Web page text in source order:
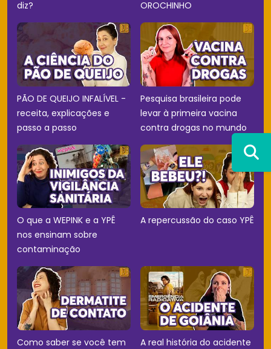
diz? OROCHINHO
PÃO DE QUEIJO INFALÍVEL -
receita, explicações e
passo a passo
Pesquisa brasileira pode
levar à primeira vacina
contra drogas no mundo
O que a WEPINK e a YPÊ
nos ensinam sobre
contaminação
A repercussão do caso YPÊ
Como saber se você tem
A real história do acidente